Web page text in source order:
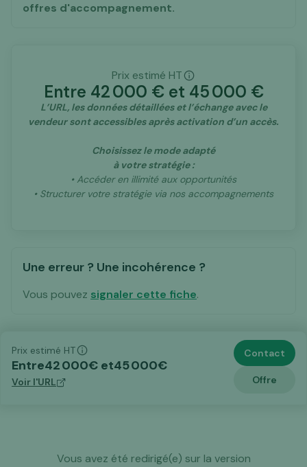
offres d'accompagnement.
Prix estimé HT
Entre 42 000 € et 45 000 €
L’URL, les données détaillées et l’échange avec le
vendeur sont accessibles après activation d’un accès.
Choisissez le mode adapté
à votre stratégie :
• Accéder en illimité aux opportunités
• Structurer votre stratégie via nos accompagnements
Une erreur ? Une incohérence ?
Vous pouvez signaler cette fiche.
Prix estimé HT
Entre42 000€ et45 000€
Voir l'URL
Contact
Offre
Vous avez été redirigé(e) sur la version